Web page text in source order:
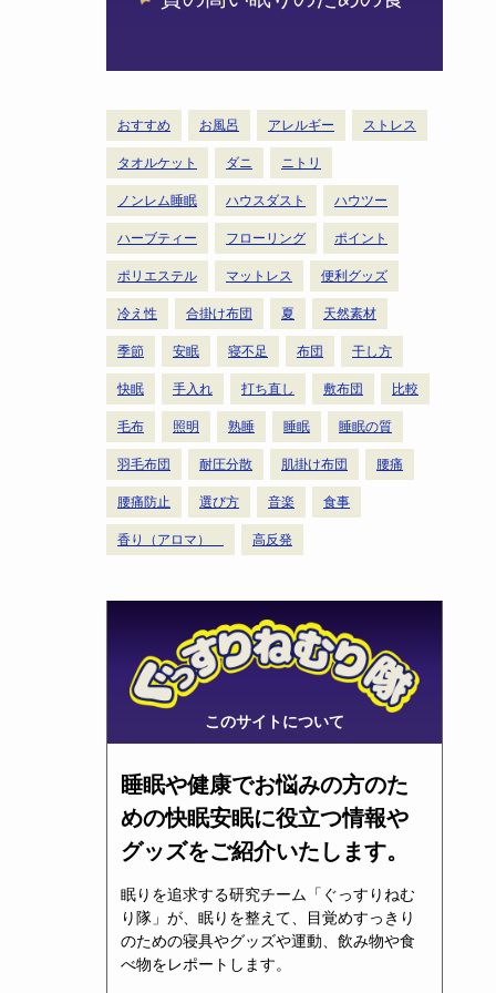
おすすめ お風呂 アレルギー ストレス
タオルケット ダニ ニトリ
ノンレム睡眠 ハウスダスト ハウツー
ハーブティー フローリング ポイント
ポリエステル マットレス 便利グッズ
冷え性 合掛け布団 夏 天然素材
季節 安眠 寝不足 布団 干し方
快眠 手入れ 打ち直し 敷布団 比較
毛布 照明 熟睡 睡眠 睡眠の質
羽毛布団 耐圧分散 肌掛け布団 腰痛
腰痛防止 選び方 音楽 食事
香り（アロマ） 高反発
このサイトについて
睡眠や健康でお悩みの方のた
めの快眠安眠に役立つ情報や
グッズをご紹介いたします。
眠りを追求する研究チーム「ぐっすりねむ
り隊」が、眠りを整えて、目覚めすっきり
のための寝具やグッズや運動、飲み物や食
べ物をレポートします。